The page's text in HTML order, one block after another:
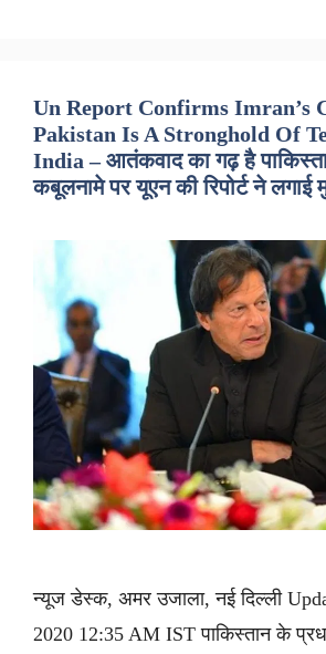
Un Report Confirms Imran’s
Pakistan Is A Stronghold Of
India – आतंकवाद का गढ़ है
कबूलनामे पर यूएन की रिपोर्ट ने लगाई
न्यूज डेस्क, अमर उजाला, नई दिल्ली
2020 12:35 AM IST पाकिस्तान के